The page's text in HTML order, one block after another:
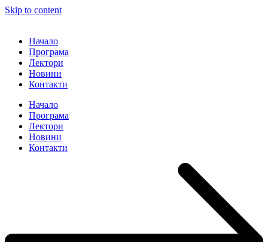
Skip to content
Начало
Програма
Лектори
Новини
Контакти
Начало
Програма
Лектори
Новини
Контакти